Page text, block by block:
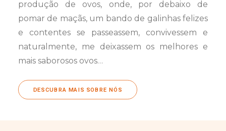
produção de ovos, onde, por debaixo de
pomar de maçãs, um bando de galinhas felizes
e contentes se passeassem, convivessem e
naturalmente, me deixassem os melhores e
mais saborosos ovos…
DESCUBRA MAIS SOBRE NÓS